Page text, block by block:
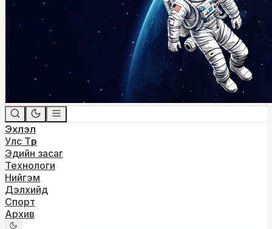
Эхлэл
Улс Төр
Эдийн засаг
Технологи
Нийгэм
Дэлхийд
Спорт
Архив